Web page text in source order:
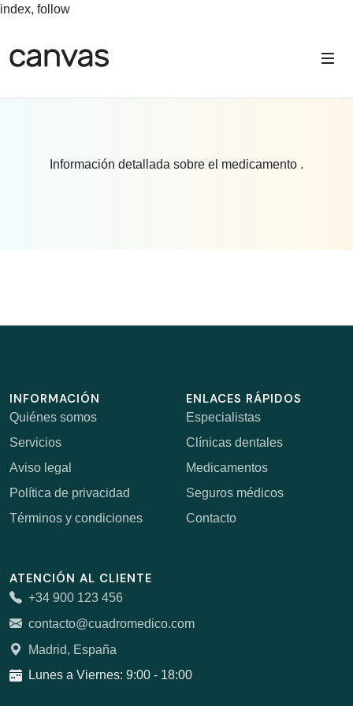
index, follow
Información detallada sobre el medicamento .
INFORMACIÓN
Quiénes somos
Servicios
Aviso legal
Política de privacidad
Términos y condiciones
ENLACES RÁPIDOS
Especialistas
Clínicas dentales
Medicamentos
Seguros médicos
Contacto
ATENCIÓN AL CLIENTE
+34 900 123 456
contacto@cuadromedico.com
Madrid, España
Lunes a Viernes: 9:00 - 18:00